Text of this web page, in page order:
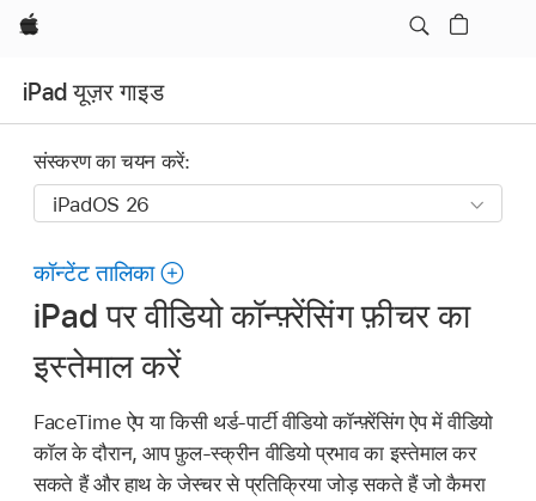
Apple
iPad यूज़र गाइड
संस्करण का चयन करें:
कॉन्टेंट तालिका
iPad पर वीडियो कॉन्फ़्रेंसिंग फ़ीचर का
इस्तेमाल करें
FaceTime ऐप या किसी थर्ड-पार्टी वीडियो कॉन्फ़्रेंसिंग ऐप में वीडियो
कॉल के दौरान, आप फ़ुल-स्क्रीन वीडियो प्रभाव का इस्तेमाल कर
सकते हैं और हाथ के जेस्चर से प्रतिक्रिया जोड़ सकते हैं जो कैमरा